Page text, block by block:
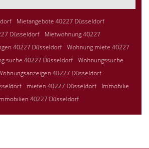
Mietangebote 40227 Düsseldorf
Düsseldorf
Mietwohnung 40227
40227 Düsseldorf Wohnung miete 40227
suche 40227 Düsseldorf Wohnungssuche
40227 Düsseldorf
mieten 40227 Düsseldorf
Immobilie
40227 Düsseldorf